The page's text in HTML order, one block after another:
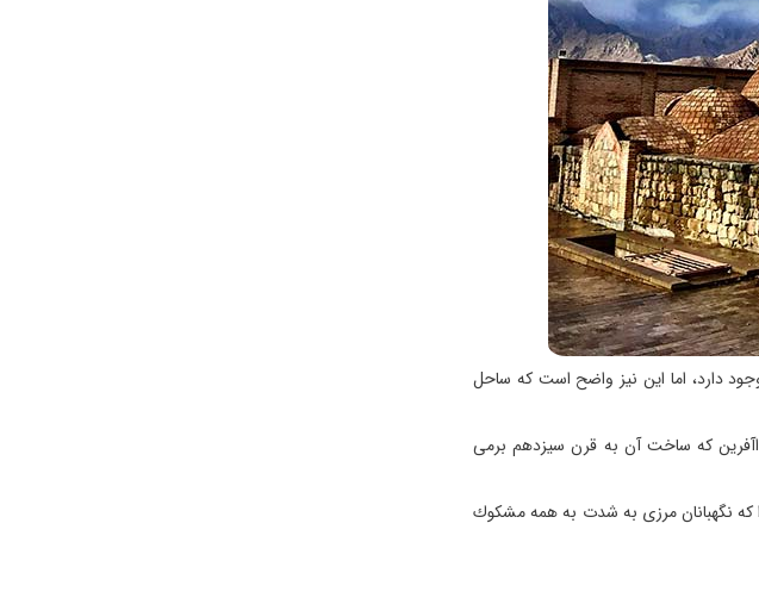
دارد، اما این نیز واضح است كه ساحل
كه ساخت آن به قرن سیزدهم برمی
كه نگهبانان مرزی به شدت به همه مشكوك